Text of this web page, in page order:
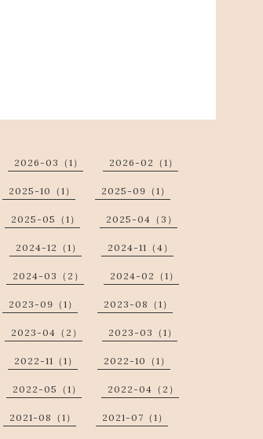
2026-03（1） 2026-02（1）
2025-10（1） 2025-09（1）
2025-05（1） 2025-04（3）
2024-12（1） 2024-11（4）
2024-03（2） 2024-02（1）
2023-09（1） 2023-08（1）
2023-04（2） 2023-03（1）
2022-11（1） 2022-10（1）
2022-05（1） 2022-04（2）
2021-08（1） 2021-07（1）